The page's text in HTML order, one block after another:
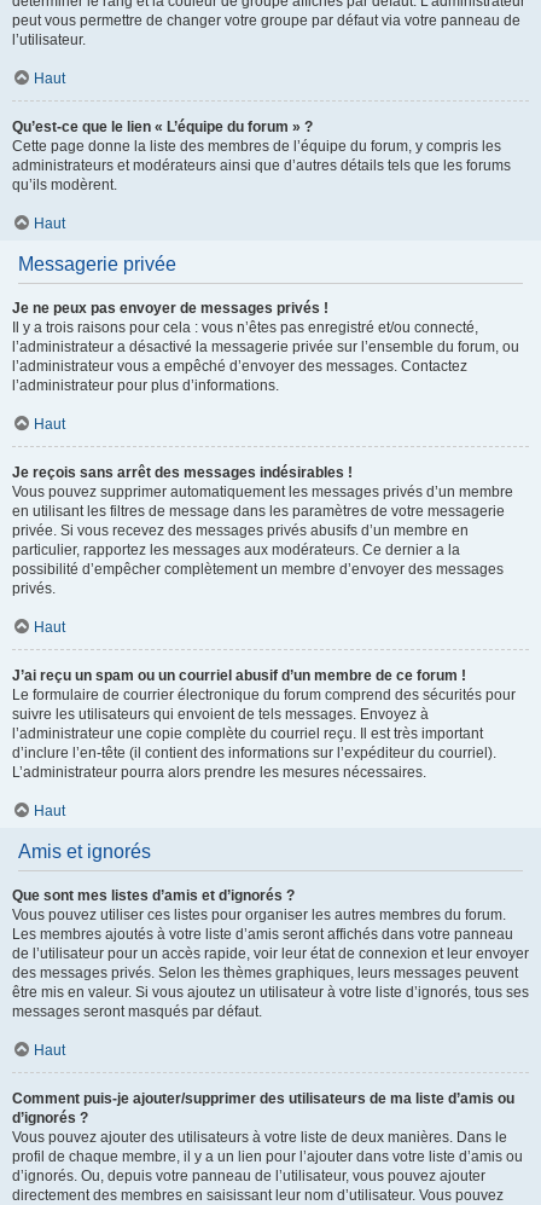
peut vous permettre de changer votre groupe par défaut via votre panneau de
l’utilisateur.
Haut
Qu’est-ce que le lien « L’équipe du forum » ?
Cette page donne la liste des membres de l’équipe du forum, y compris les
administrateurs et modérateurs ainsi que d’autres détails tels que les forums
qu’ils modèrent.
Haut
Messagerie privée
Je ne peux pas envoyer de messages privés !
Il y a trois raisons pour cela : vous n’êtes pas enregistré et/ou connecté,
l’administrateur a désactivé la messagerie privée sur l’ensemble du forum, ou
l’administrateur vous a empêché d’envoyer des messages. Contactez
l’administrateur pour plus d’informations.
Haut
Je reçois sans arrêt des messages indésirables !
Vous pouvez supprimer automatiquement les messages privés d’un membre
en utilisant les filtres de message dans les paramètres de votre messagerie
privée. Si vous recevez des messages privés abusifs d’un membre en
particulier, rapportez les messages aux modérateurs. Ce dernier a la
possibilité d’empêcher complètement un membre d’envoyer des messages
privés.
Haut
J’ai reçu un spam ou un courriel abusif d’un membre de ce forum !
Le formulaire de courrier électronique du forum comprend des sécurités pour
suivre les utilisateurs qui envoient de tels messages. Envoyez à
l’administrateur une copie complète du courriel reçu. Il est très important
d’inclure l’en-tête (il contient des informations sur l’expéditeur du courriel).
L’administrateur pourra alors prendre les mesures nécessaires.
Haut
Amis et ignorés
Que sont mes listes d’amis et d’ignorés ?
Vous pouvez utiliser ces listes pour organiser les autres membres du forum.
Les membres ajoutés à votre liste d’amis seront affichés dans votre panneau
de l’utilisateur pour un accès rapide, voir leur état de connexion et leur envoyer
des messages privés. Selon les thèmes graphiques, leurs messages peuvent
être mis en valeur. Si vous ajoutez un utilisateur à votre liste d’ignorés, tous ses
messages seront masqués par défaut.
Haut
Comment puis-je ajouter/supprimer des utilisateurs de ma liste d’amis ou
d’ignorés ?
Vous pouvez ajouter des utilisateurs à votre liste de deux manières. Dans le
profil de chaque membre, il y a un lien pour l’ajouter dans votre liste d’amis ou
d’ignorés. Ou, depuis votre panneau de l’utilisateur, vous pouvez ajouter
directement des membres en saisissant leur nom d’utilisateur. Vous pouvez